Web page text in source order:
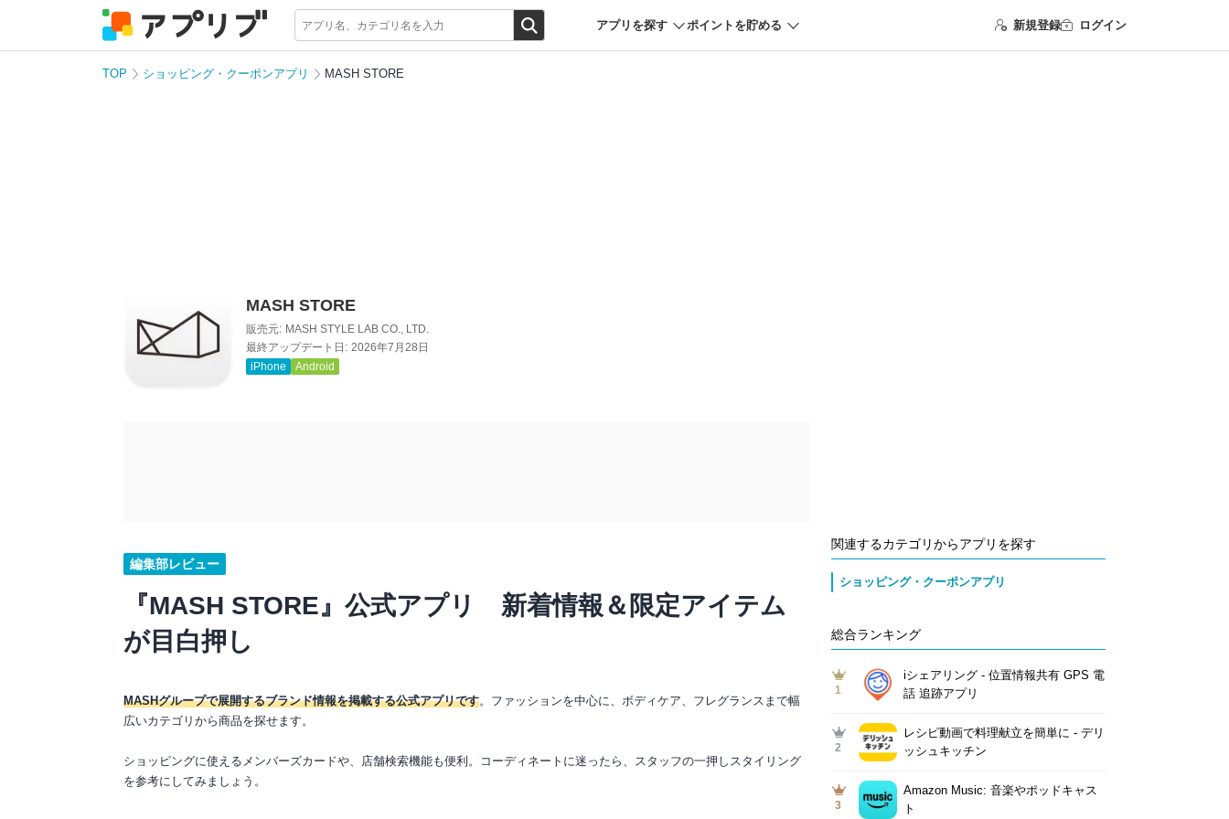
アプリを探す ポイントを貯める 新規登録 ログイン
TOP ショッピング・クーポンアプリ MASH STORE
MASH STORE
販売元: MASH STYLE LAB CO., LTD.
最終アップデート日: 2026年7月28日
iPhone
Android
編集部レビュー
『MASH STORE』公式アプリ 新着情報＆限定アイテム
が目白押し
MASHグループで展開するブランド情報を掲載する公式アプリです。ファッションを中心に、ボディケア、フレグランスまで幅
広いカテゴリから商品を探せます。
ショッピングに使えるメンバーズカードや、店舗検索機能も便利。コーディネートに迷ったら、スタッフの一押しスタイリング
を参考にしてみましょう。
関連するカテゴリからアプリを探す
ショッピング・クーポンアプリ
総合ランキング
1
iシェアリング - 位置情報共有 GPS 電
話 追跡アプリ
2
レシピ動画で料理献立を簡単‪に - デリ
ッシュキッチン
3
Amazon Music: 音楽やポッドキャス
ト